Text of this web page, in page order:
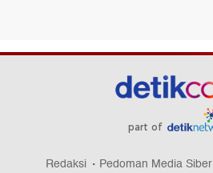
part of
Redaksi Pedoman Media Siber